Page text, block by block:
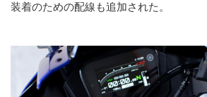
装着のための配線も追加された。